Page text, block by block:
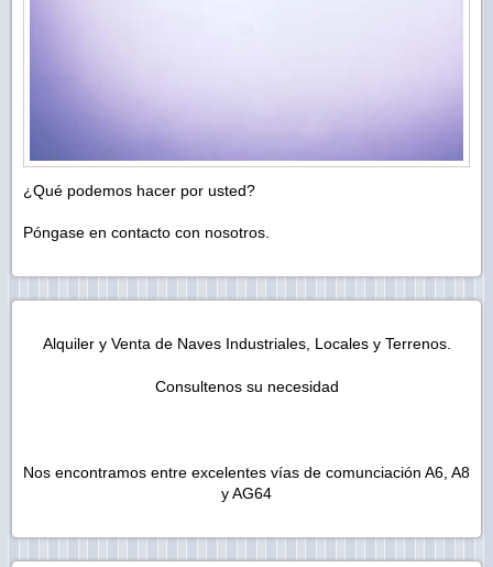
¿Qué podemos hacer por usted?
Póngase en contacto con nosotros.
Alquiler y Venta de Naves Industriales, Locales y Terrenos.
Consultenos su necesidad
Nos encontramos entre excelentes vías de comunciación A6, A8
y AG64